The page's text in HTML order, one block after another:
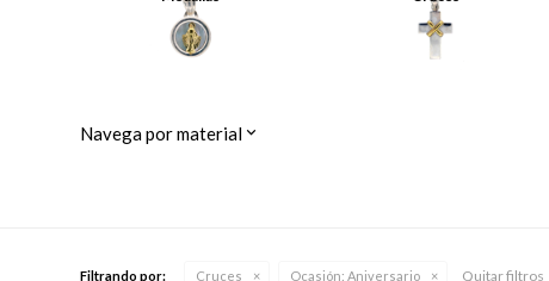
Navega por material
Filtrando por: Cruces Ocasión: Aniversario Quitar filtros